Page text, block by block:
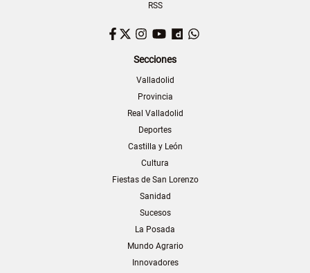
RSS
Facebook
TwitterInstagram
YouTubeDailymotion
Secciones
Valladolid
Provincia
Real Valladolid
Deportes
Castilla y León
Cultura
Fiestas de San Lorenzo
Sanidad
Sucesos
La Posada
Mundo Agrario
Innovadores